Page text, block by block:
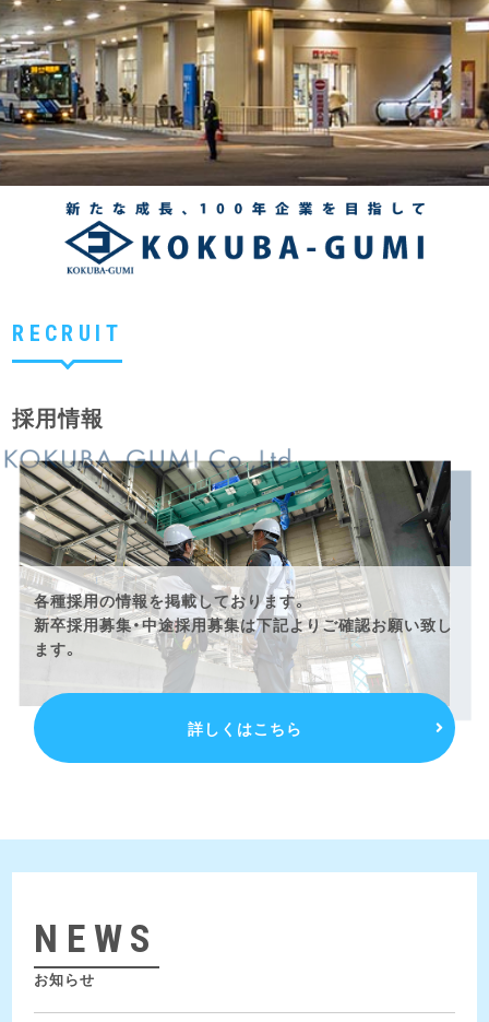
RECRUIT
採用情報
各種採用の情報を掲載しております。
新卒採用募集・中途採用募集は下記よりご確認お願い致し
ます。
詳しくはこちら
NEWS
お知らせ